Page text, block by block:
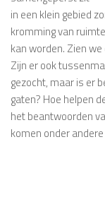
in een klein gebied
kromming van
kan worden. Zien
Zijn er ook
gezocht, maar is er
gaten? Hoe helpen
het beantwoorden
komen onder